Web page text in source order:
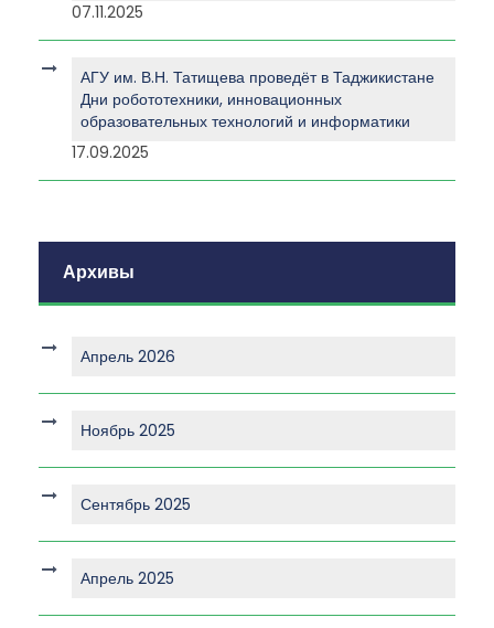
07.11.2025
АГУ им. В.Н. Татищева проведёт в Таджикистане
Дни робототехники, инновационных
образовательных технологий и информатики
17.09.2025
Архивы
Апрель 2026
Ноябрь 2025
Сентябрь 2025
Апрель 2025